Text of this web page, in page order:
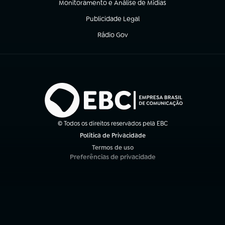
Monitoramento e Análise de Mídias
(abre em nova aba)
Publicidade Legal
(abre em nova aba)
Rádio Gov
(abre em nova aba)
© Todos os direitos reservados pela EBC
Política de Privacidade
Termos de uso
(abre em nova aba)
Preferências de privacidade